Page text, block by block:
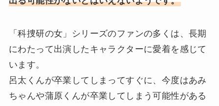
「科捜研の女」シリーズのファンの多くは、長期
にわたって出演したキャラクターに愛着を感じて
います。
呂太くんが卒業してしまってすぐに、今度はあみ
ちゃんや蒲原くんが卒業してしまう可能性がある